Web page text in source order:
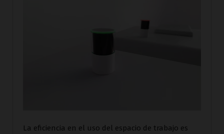
La eficiencia en el uso del espacio de trabajo es